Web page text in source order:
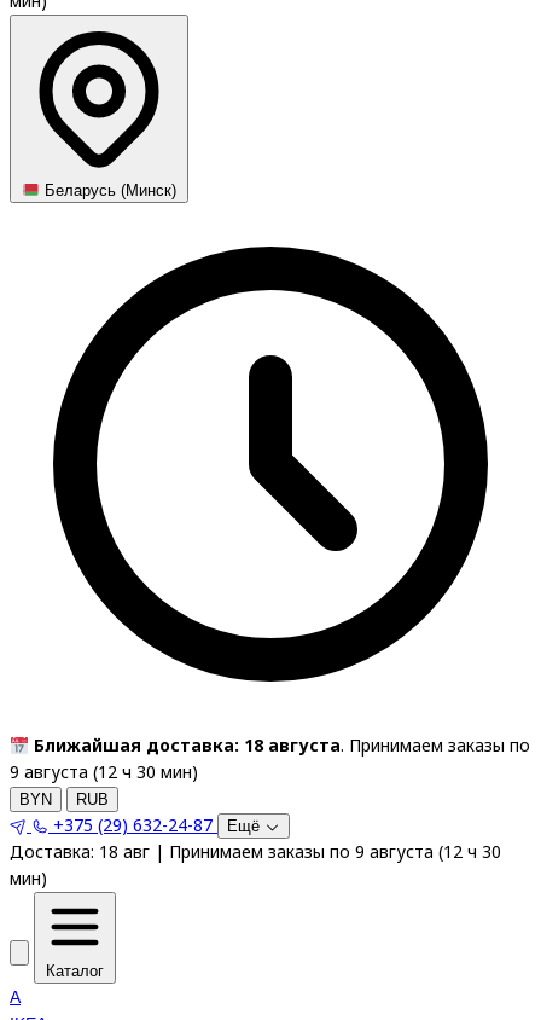
Беларусь (Минск)
Ближайшая доставка: 18 августа. Принимаем заказы по
9 августа (12 ч 30 мин)
BYN RUB
+375 (29) 632-24-87 Ещё
Доставка: 18 авг | Принимаем заказы по 9 августа (12 ч 30
мин)
Каталог
A